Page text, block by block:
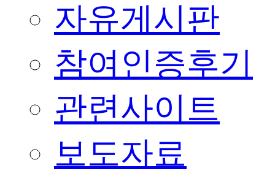
자유게시판
참여인증후기
관련사이트
보도자료